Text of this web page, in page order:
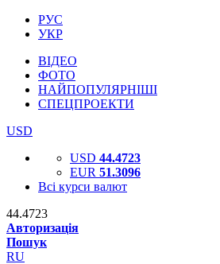
РУС
УКР
ВІДЕО
ФОТО
НАЙПОПУЛЯРНІШІ
СПЕЦПРОЕКТИ
USD
USD 44.4723
EUR 51.3096
Всі курси валют
44.4723
Авторизація
Пошук
RU